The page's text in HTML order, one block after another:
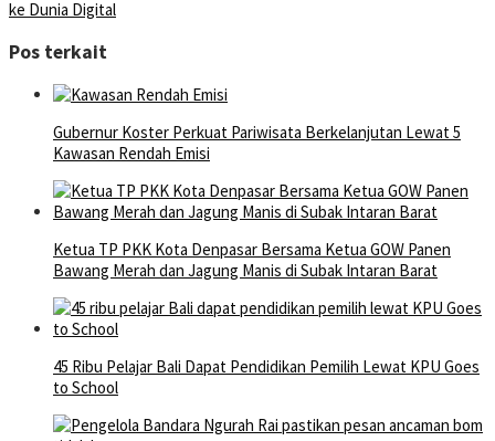
ke Dunia Digital
Pos terkait
Gubernur Koster Perkuat Pariwisata Berkelanjutan Lewat 5
Kawasan Rendah Emisi
Ketua TP PKK Kota Denpasar Bersama Ketua GOW Panen
Bawang Merah dan Jagung Manis di Subak Intaran Barat
45 Ribu Pelajar Bali Dapat Pendidikan Pemilih Lewat KPU Goes
to School